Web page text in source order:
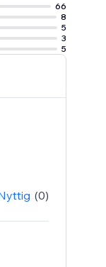
66
8
5
3
5
(0)